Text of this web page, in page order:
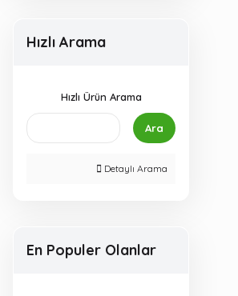
Hızlı Arama
Hızlı Ürün Arama
Ara
Detaylı Arama
En Populer Olanlar